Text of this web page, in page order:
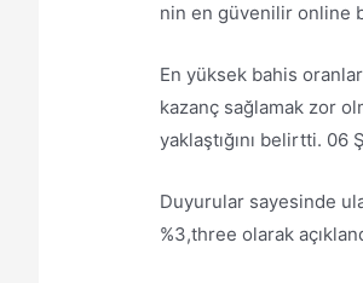
nin en güvenilir online
En yüksek bahis
kazanç sağlamak zor
yaklaştığını belirtti.
Duyurular sayesinde
%3,three olarak